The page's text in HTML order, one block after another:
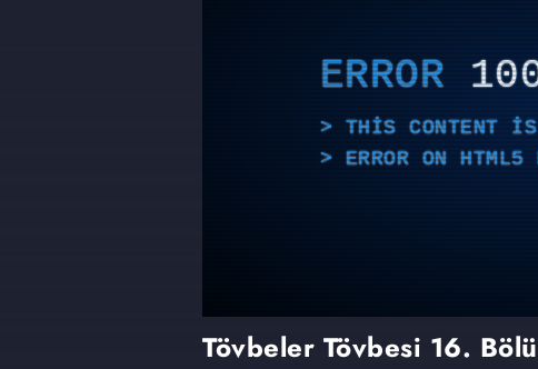
ERROR
THIS CONTENT IS
ERROR ON HTML5
Tövbeler Tövbesi 16.